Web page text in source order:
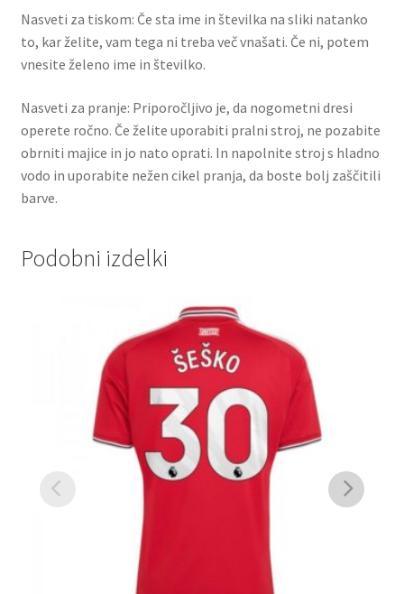
Nasveti za tiskom: Če sta ime in številka na sliki natanko
to, kar želite, vam tega ni treba več vnašati. Če ni, potem
vnesite želeno ime in številko.
Nasveti za pranje: Priporočljivo je, da nogometni dresi
operete ročno. Če želite uporabiti pralni stroj, ne pozabite
obrniti majice in jo nato oprati. In napolnite stroj s hladno
vodo in uporabite nežen cikel pranja, da boste bolj zaščitili
barve.
Podobni izdelki